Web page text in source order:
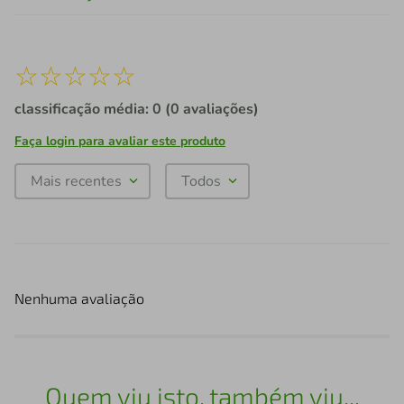
☆☆☆☆☆
classificação média: 0 (0 avaliações)
Faça login para avaliar este produto
Mais recentes Todos
Nenhuma avaliação
Quem viu isto, também viu...